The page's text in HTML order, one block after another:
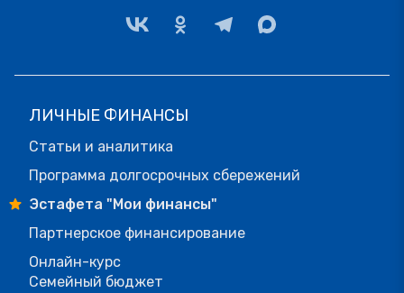
ЛИЧНЫЕ ФИНАНСЫ
Статьи и аналитика
Программа долгосрочных сбережений
Эстафета "Мои финансы"
Партнерское финансирование
Онлайн-курс
Семейный бюджет